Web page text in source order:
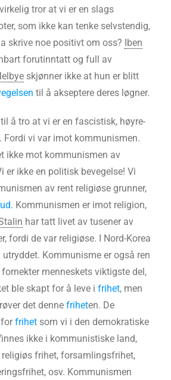
tror at vi er en slags
som ikke kan tenke selvstendig,
skrive noe positivt om oss? Iben
forutinntatt og full av
skjønner ikke at hun er blitt
til å akseptere deres løgner.
å tro at vi er en fascistisk, høyre-
Fordi vi var imot kommunismen.
ikke mot kommunismen av
er ikke en politisk bevegelse! Vi
av rent religiøse grunner,
. Kommunismen er imot religion,
har tatt livet av tusener av
fordi de var religiøse. I Nord-Korea
Kommunisme er også ren
menneskets viktigste del,
ble skapt for å leve i frihet, men
det denne friheten. De
frihet som vi i den demokratiske
ikke i kommunistiske land,
frihet, forsamlingsfrihet,
osv. Kommunismen